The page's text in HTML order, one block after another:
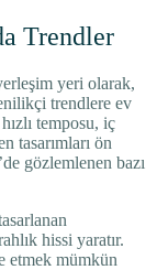
Trendler
yeri olarak,
trendlere ev
temposu, iç
tasarımları ön
gözlemlenen bazı
hissi yaratır.
etmek mümkün